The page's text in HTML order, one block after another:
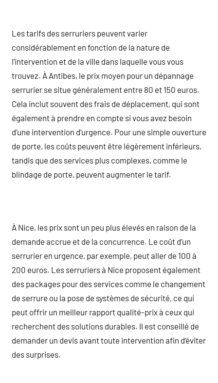
Les tarifs des serruriers peuvent varier
considérablement en fonction de la nature de
l’intervention et de la ville dans laquelle vous vous
trouvez. À Antibes, le prix moyen pour un dépannage
serrurier se situe généralement entre 80 et 150 euros.
Cela inclut souvent des frais de déplacement, qui sont
également à prendre en compte si vous avez besoin
d’une intervention d’urgence. Pour une simple ouverture
de porte, les coûts peuvent être légèrement inférieurs,
tandis que des services plus complexes, comme le
blindage de porte, peuvent augmenter le tarif.
À Nice, les prix sont un peu plus élevés en raison de la
demande accrue et de la concurrence. Le coût d’un
serrurier en urgence, par exemple, peut aller de 100 à
200 euros. Les serruriers à Nice proposent également
des packages pour des services comme le changement
de serrure ou la pose de systèmes de sécurité, ce qui
peut offrir un meilleur rapport qualité-prix à ceux qui
recherchent des solutions durables. Il est conseillé de
demander un devis avant toute intervention afin d’éviter
des surprises.